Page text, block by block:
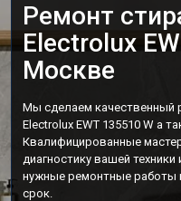
Ремонт
Electrolux
Москве
Мы сделаем качественный
Electrolux EWT 135510 W а
Квалифицированные
диагностику вашей
нужные ремонтные работы
срок.